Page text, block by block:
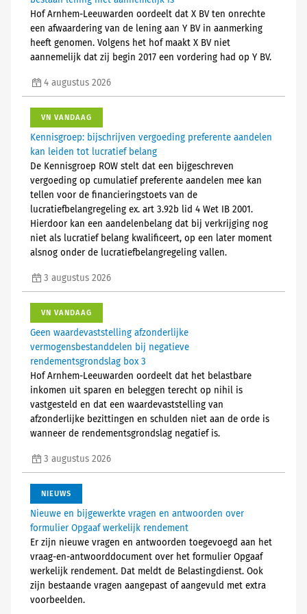
Hof Arnhem-Leeuwarden oordeelt dat X BV ten onrechte
een afwaardering van de lening aan Y BV in aanmerking
heeft genomen. Volgens het hof maakt X BV niet
aannemelijk dat zij begin 2017 een vordering had op Y BV.
4 augustus 2026
VN VANDAAG
Kennisgroep: bijschrijven vergoeding preferente aandelen
kan leiden tot lucratief belang
De Kennisgroep ROW stelt dat een bijgeschreven
vergoeding op cumulatief preferente aandelen mee kan
tellen voor de financieringstoets van de
lucratiefbelangregeling ex. art 3.92b lid 4 Wet IB 2001.
Hierdoor kan een aandelenbelang dat bij verkrijging nog
niet als lucratief belang kwalificeert, op een later moment
alsnog onder de lucratiefbelangregeling vallen.
3 augustus 2026
VN VANDAAG
Geen waardevaststelling afzonderlijke
vermogensbestanddelen bij negatieve
rendementsgrondslag box 3
Hof Arnhem-Leeuwarden oordeelt dat het belastbare
inkomen uit sparen en beleggen terecht op nihil is
vastgesteld en dat een waardevaststelling van
afzonderlijke bezittingen en schulden niet aan de orde is
wanneer de rendementsgrondslag negatief is.
3 augustus 2026
NIEUWS
Nieuwe en bijgewerkte vragen en antwoorden over
formulier Opgaaf werkelijk rendement
Er zijn nieuwe vragen en antwoorden toegevoegd aan het
vraag-en-antwoorddocument over het formulier Opgaaf
werkelijk rendement. Dat meldt de Belastingdienst. Ook
zijn bestaande vragen aangepast of aangevuld met extra
voorbeelden.